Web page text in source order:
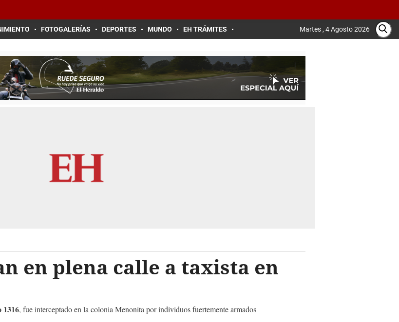
FOTOGALERÍAS DEPORTES MUNDO EH TRÁMITES Martes , 4 Agosto 2026
en plena calle a taxista en
1316, fue interceptado en la colonia Menonita por individuos fuertemente armados